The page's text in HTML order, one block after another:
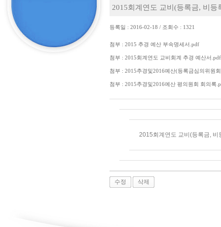
2015회계연도 교비(등록금, 비
등록일 : 2016-02-18 / 조회수 : 1321
첨부 : 2015 추경 예산 부속명세서.pdf
첨부 : 2015회계연도 교비회계 추경 예산서.pdf
첨부 : 2015추경및2016예산(등록금심의위원
첨부 : 2015추경및2016예산 평의원회 회의록
2015회계연도 교비(등록금,
수정 삭제